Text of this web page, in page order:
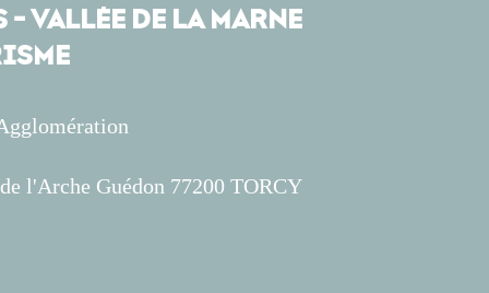
- VALLÉE DE LA MARNE
l'Arche Guédon 77200 TORCY